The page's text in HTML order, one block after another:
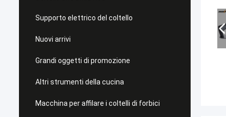
Supporto elettrico del coltello
Nuovi arrivi
Grandi oggetti di promozione
Altri strumenti della cucina
Macchina per affilare i coltelli di forbici